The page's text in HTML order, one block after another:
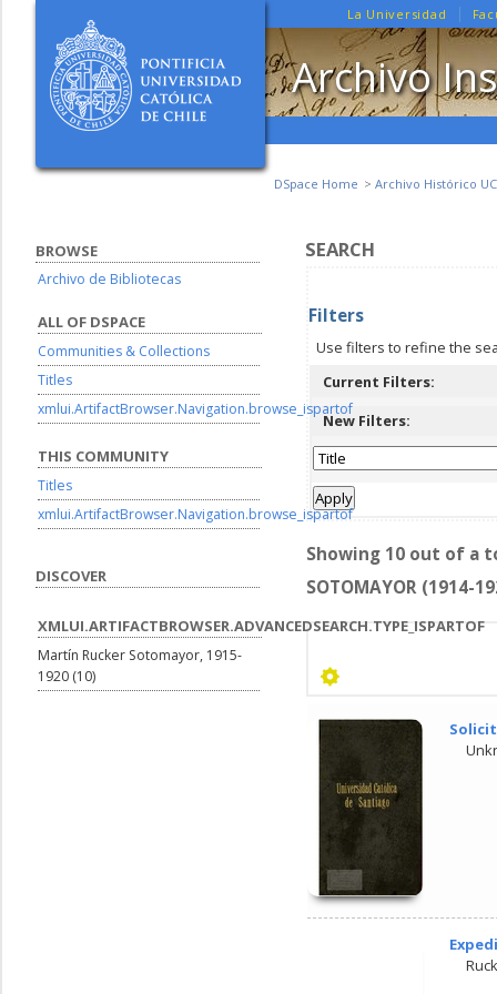
La Universidad
Archivo
DSpace Home Archivo Histórico UC
SEARCH
Filters
Use filters to refine the
Current Filters:
New Filters:
Showing 10 out of a
SOTOMAYOR (1914-
BROWSE
Archivo de Bibliotecas
ALL OF DSPACE
Communities & Collections
Titles
xmlui.ArtifactBrowser.Navigation.browse_ispartof
THIS COMMUNITY
Titles
xmlui.ArtifactBrowser.Navigation.browse_ispartof
DISCOVER
XMLUI.ARTIFACTBROWSER.ADVANCEDSEARCH.TYPE_ISPARTOF
Martín Rucker Sotomayor, 1915-
1920 (10)